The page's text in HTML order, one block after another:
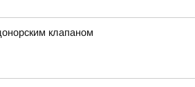
клапаном